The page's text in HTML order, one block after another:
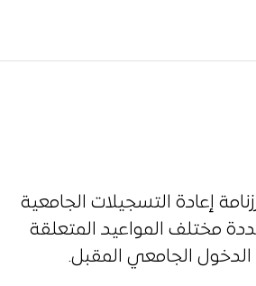
إعادة التسجيلات الجامعية
الجامعي 2026-2027، محددة مختلف المواعيد المتعلقة
الدخول الجامعي المقبل.